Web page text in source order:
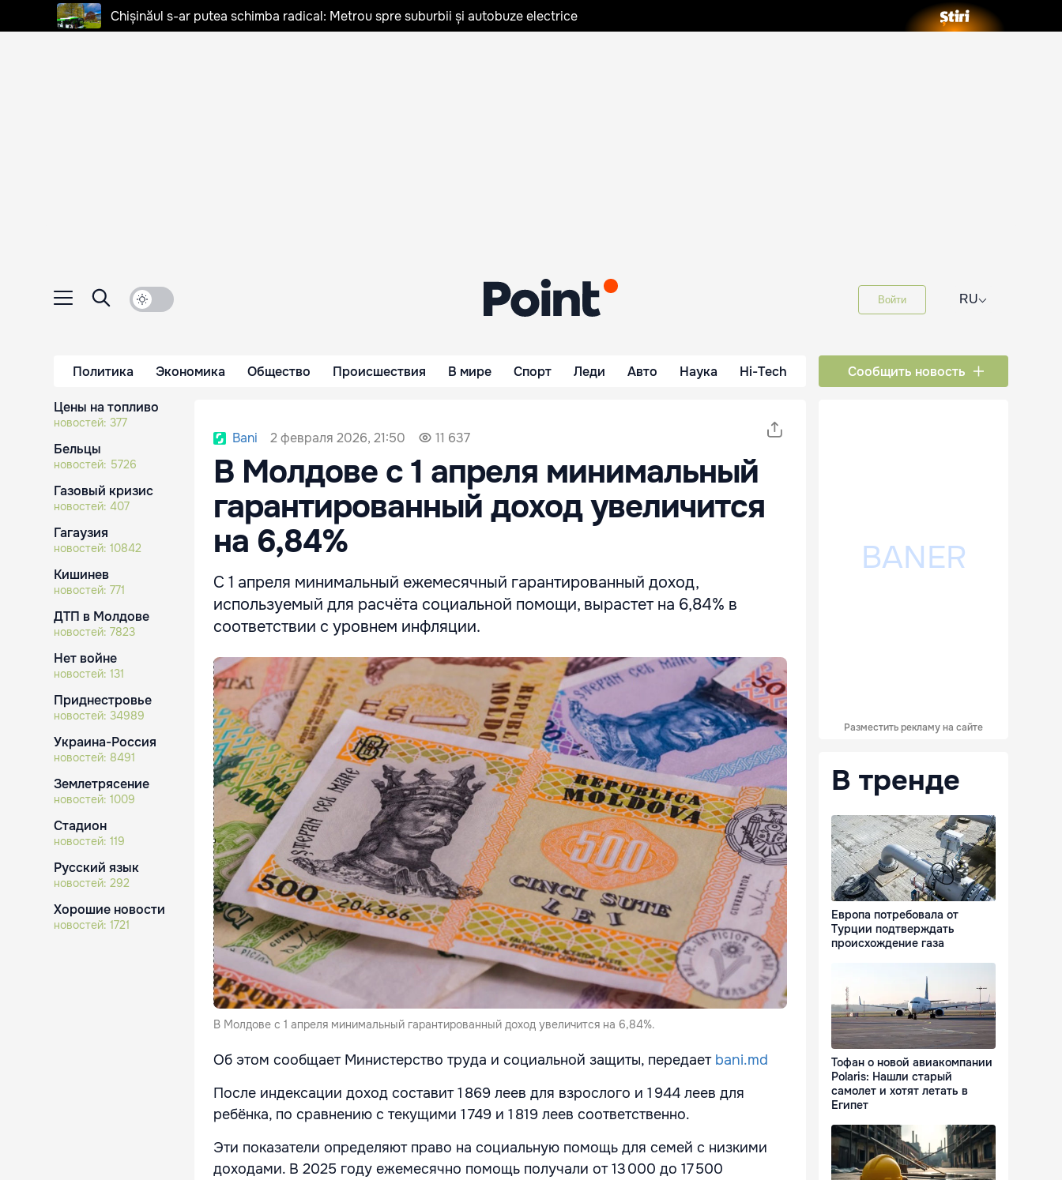
Chișinăul s-ar putea schimba radical: Metrou spre suburbii și autobuze electrice
Войти RU⌵
Политика Экономика Общество Происшествия В мире Спорт Леди Авто Наука Hi-Tech Сообщить новость
Цены на топливо
новостей: 377
Бельцы
новостей: 5726
Газовый кризис
новостей: 407
Гагаузия
новостей: 10842
Кишинев
новостей: 771
ДТП в Молдове
новостей: 7823
Нет войне
новостей: 131
Приднестровье
новостей: 34989
Украина-Россия
новостей: 8491
Землетрясение
новостей: 1009
Стадион
новостей: 119
Русский язык
новостей: 292
Хорошие новости
новостей: 1721
Bani 2 февраля 2026, 21:50 11 637
В Молдове с 1 апреля минимальный
гарантированный доход увеличится
на 6,84%
С 1 апреля минимальный ежемесячный гарантированный доход,
используемый для расчёта социальной помощи, вырастет на 6,84% в
соответствии с уровнем инфляции.
В Молдове с 1 апреля минимальный гарантированный доход увеличится на 6,84%.
Об этом сообщает Министерство труда и социальной защиты, передает bani.md
После индексации доход составит 1 869 леев для взрослого и 1 944 леев для
ребёнка, по сравнению с текущими 1 749 и 1 819 леев соответственно.
Эти показатели определяют право на социальную помощь для семей с низкими
доходами. В 2025 году ежемесячно помощь получали от 13 000 до 17 500
Разместить рекламу на сайте
В тренде
Европа потребовала от
Турции подтверждать
происхождение газа
Тофан о новой авиакомпании
Polaris: Нашли старый
самолет и хотят летать в
Египет